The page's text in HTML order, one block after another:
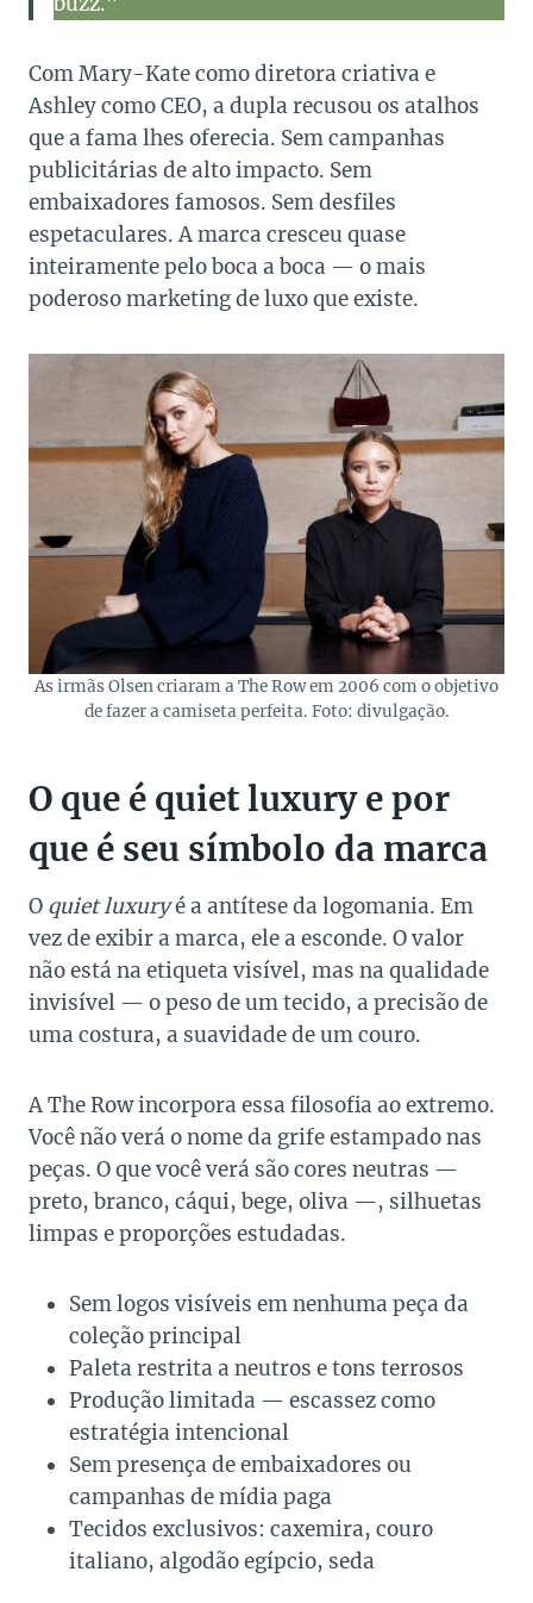
Com Mary-Kate como diretora criativa e
Ashley como CEO, a dupla recusou os atalhos
que a fama lhes oferecia. Sem campanhas
publicitárias de alto impacto. Sem
embaixadores famosos. Sem desfiles
espetaculares. A marca cresceu quase
inteiramente pelo boca a boca — o mais
poderoso marketing de luxo que existe.
As irmãs Olsen criaram a The Row em 2006 com o objetivo
de fazer a camiseta perfeita. Foto: divulgação.
O que é quiet luxury e por
que é seu símbolo da marca
O quiet luxuryé a antítese da logomania. Em
vez de exibir a marca, ele a esconde. O valor
não está na etiqueta visível, mas na qualidade
invisível — o peso de um tecido, a precisão de
uma costura, a suavidade de um couro.
A The Row incorpora essa filosofia ao extremo.
Você não verá o nome da grife estampado nas
peças. O que você verá são cores neutras —
preto, branco, cáqui, bege, oliva —, silhuetas
limpas e proporções estudadas.
Sem logos visíveis em nenhuma peça da
coleção principal
Paleta restrita a neutros e tons terrosos
Produção limitada — escassez como
estratégia intencional
Sem presença de embaixadores ou
campanhas de mídia paga
Tecidos exclusivos: caxemira, couro
italiano, algodão egípcio, seda